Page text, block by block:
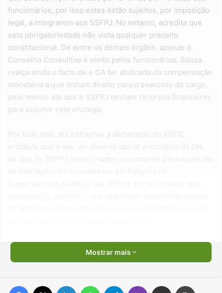
funcionários, por isso estes estão sujeitos, por imposição
legal, a integrarem aos SSFPJ. No entanto, acredita que
esta obrigatoriedade não viola qualquer preceito
constitucional. De entre os demais órgãos, apenas o
Conselho Consultivo é eleito pelos funcionários. Sousa
realça ainda o facto de o CA ter abdicado da compensação
monetária a que tinham direito para o exercício do cargo,
pelo menos até que o SSFPJ tenham recursos financeiros
para assumir este encargo.
Por tudo isso, diz estranhar a declaração da ASFIC,
Mostrar mais
Facebook Linkedin WhatsAppTelegram Viber Compartilhar via e-mail